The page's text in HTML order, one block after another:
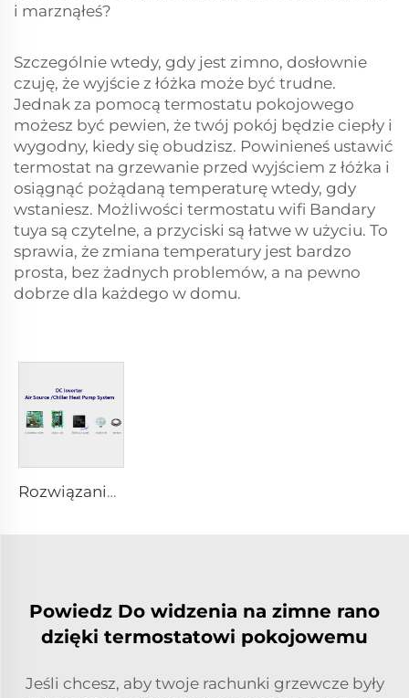
i marznąłeś?
Szczególnie wtedy, gdy jest zimno, dosłownie
czuję, że wyjście z łóżka może być trudne.
Jednak za pomocą termostatu pokojowego
możesz być pewien, że twój pokój będzie ciepły i
wygodny, kiedy się obudzisz. Powinieneś ustawić
termostat na grzewanie przed wyjściem z łóżka i
osiągnąć pożądaną temperaturę wtedy, gdy
wstaniesz. Możliwości termostatu wifi Bandary
tuya są czytelne, a przyciski są łatwe w użyciu. To
sprawia, że zmiana temperatury jest bardzo
prosta, bez żadnych problemów, a na pewno
dobrze dla każdego w domu.
Rozwiązanie Systemu Pomp Ciepła Źródła Powietrza/Stacjonarnej Stacji Chłodniczej z Inverterem DC
Powiedz Do widzenia na zimne rano
dzięki termostatowi pokojowemu
Jeśli chcesz, aby twoje rachunki grzewcze były